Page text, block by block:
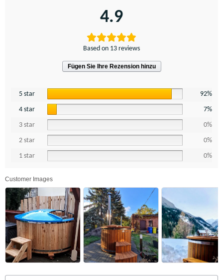
4.9
Based on 13 reviews
Fügen Sie Ihre Rezension hinzu
5 star 92%
4 star 7%
3 star 0%
2 star 0%
1 star 0%
Customer Images